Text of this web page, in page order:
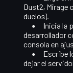
Dust2, Mirage
duelos).
Inicia la
desarrollador
consola en
Escribe
dejar el